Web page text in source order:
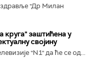
здравље "Др Милан
круга" заштићена у
својину
"N1" да ће се од...